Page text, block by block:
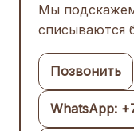
Мы
списываются
Позвонить
WhatsApp: